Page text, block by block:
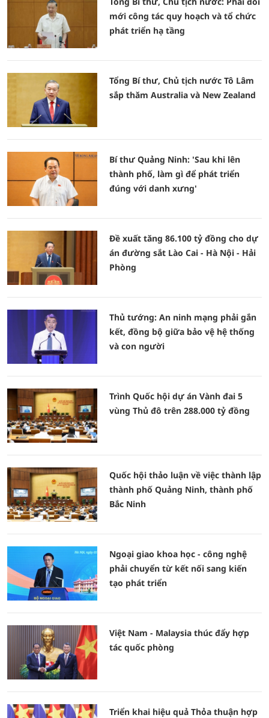
mới công tác quy hoạch và tổ chức
phát triển hạ tầng
Tổng Bí thư, Chủ tịch nước Tô Lâm
sắp thăm Australia và New Zealand
Bí thư Quảng Ninh: 'Sau khi lên
thành phố, làm gì để phát triển
đúng với danh xưng'
Đề xuất tăng 86.100 tỷ đồng cho dự
án đường sắt Lào Cai - Hà Nội - Hải
Phòng
Thủ tướng: An ninh mạng phải gắn
kết, đồng bộ giữa bảo vệ hệ thống
và con người
Trình Quốc hội dự án Vành đai 5
vùng Thủ đô trên 288.000 tỷ đồng
Quốc hội thảo luận về việc thành lập
thành phố Quảng Ninh, thành phố
Bắc Ninh
Ngoại giao khoa học - công nghệ
phải chuyển từ kết nối sang kiến
tạo phát triển
Việt Nam - Malaysia thúc đẩy hợp
tác quốc phòng
Triển khai hiệu quả Thỏa thuận hợp